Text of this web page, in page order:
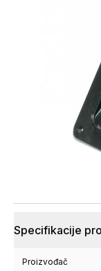
Specifikacije
Proizvođač